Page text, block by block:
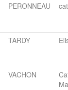
PERONNEAU
TARDY
VACHON